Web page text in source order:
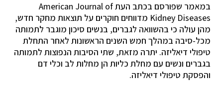
במאמר שפורסם בכתב העת American Journal of
Kidney Diseases מדווחים חוקרים על תוצאות מחקר חדש,
מהן עולה כי בהשוואה לגברים, בנשים סיכון מוגבר לתמותה
מכל-סיבה במהלך חמש השנים הראשונות לאחר התחלת
טיפולי דיאליזה. יתרה מזאת, שתי הסיבות הנפוצות לתמותה
בגברים ונשים עם מחלת כליות הן מחלות לב וכלי דם
והפסקת טיפולי דיאליזה.